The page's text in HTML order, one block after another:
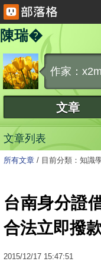
陳瑞�
作家：
文章
文章列表
所有文章 / 目前分類：知識
台南身分證
合法立即撥
2015/12/17 15:47:51